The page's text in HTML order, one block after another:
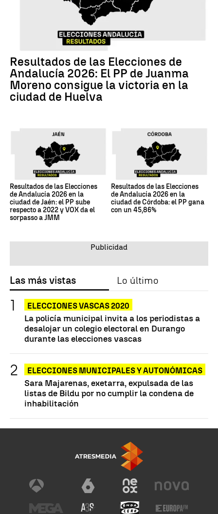
Resultados de las Elecciones de
Andalucía 2026: El PP de Juanma
Moreno consigue la victoria en la
ciudad de Huelva
Resultados de las Elecciones
de Andalucía 2026 en la
ciudad de Jaén: el PP sube
respecto a 2022 y VOX da el
sorpasso a JMM
Resultados de las Elecciones
de Andalucía 2026 en la
ciudad de Córdoba: el PP gana
con un 45,86%
Las más vistas Lo último
ELECCIONES VASCAS 2020
La policía municipal invita a los periodistas a
desalojar un colegio electoral en Durango
durante las elecciones vascas
ELECCIONES MUNICIPALES Y AUTONÓMICAS
Sara Majarenas, exetarra, expulsada de las
listas de Bildu por no cumplir la condena de
inhabilitación